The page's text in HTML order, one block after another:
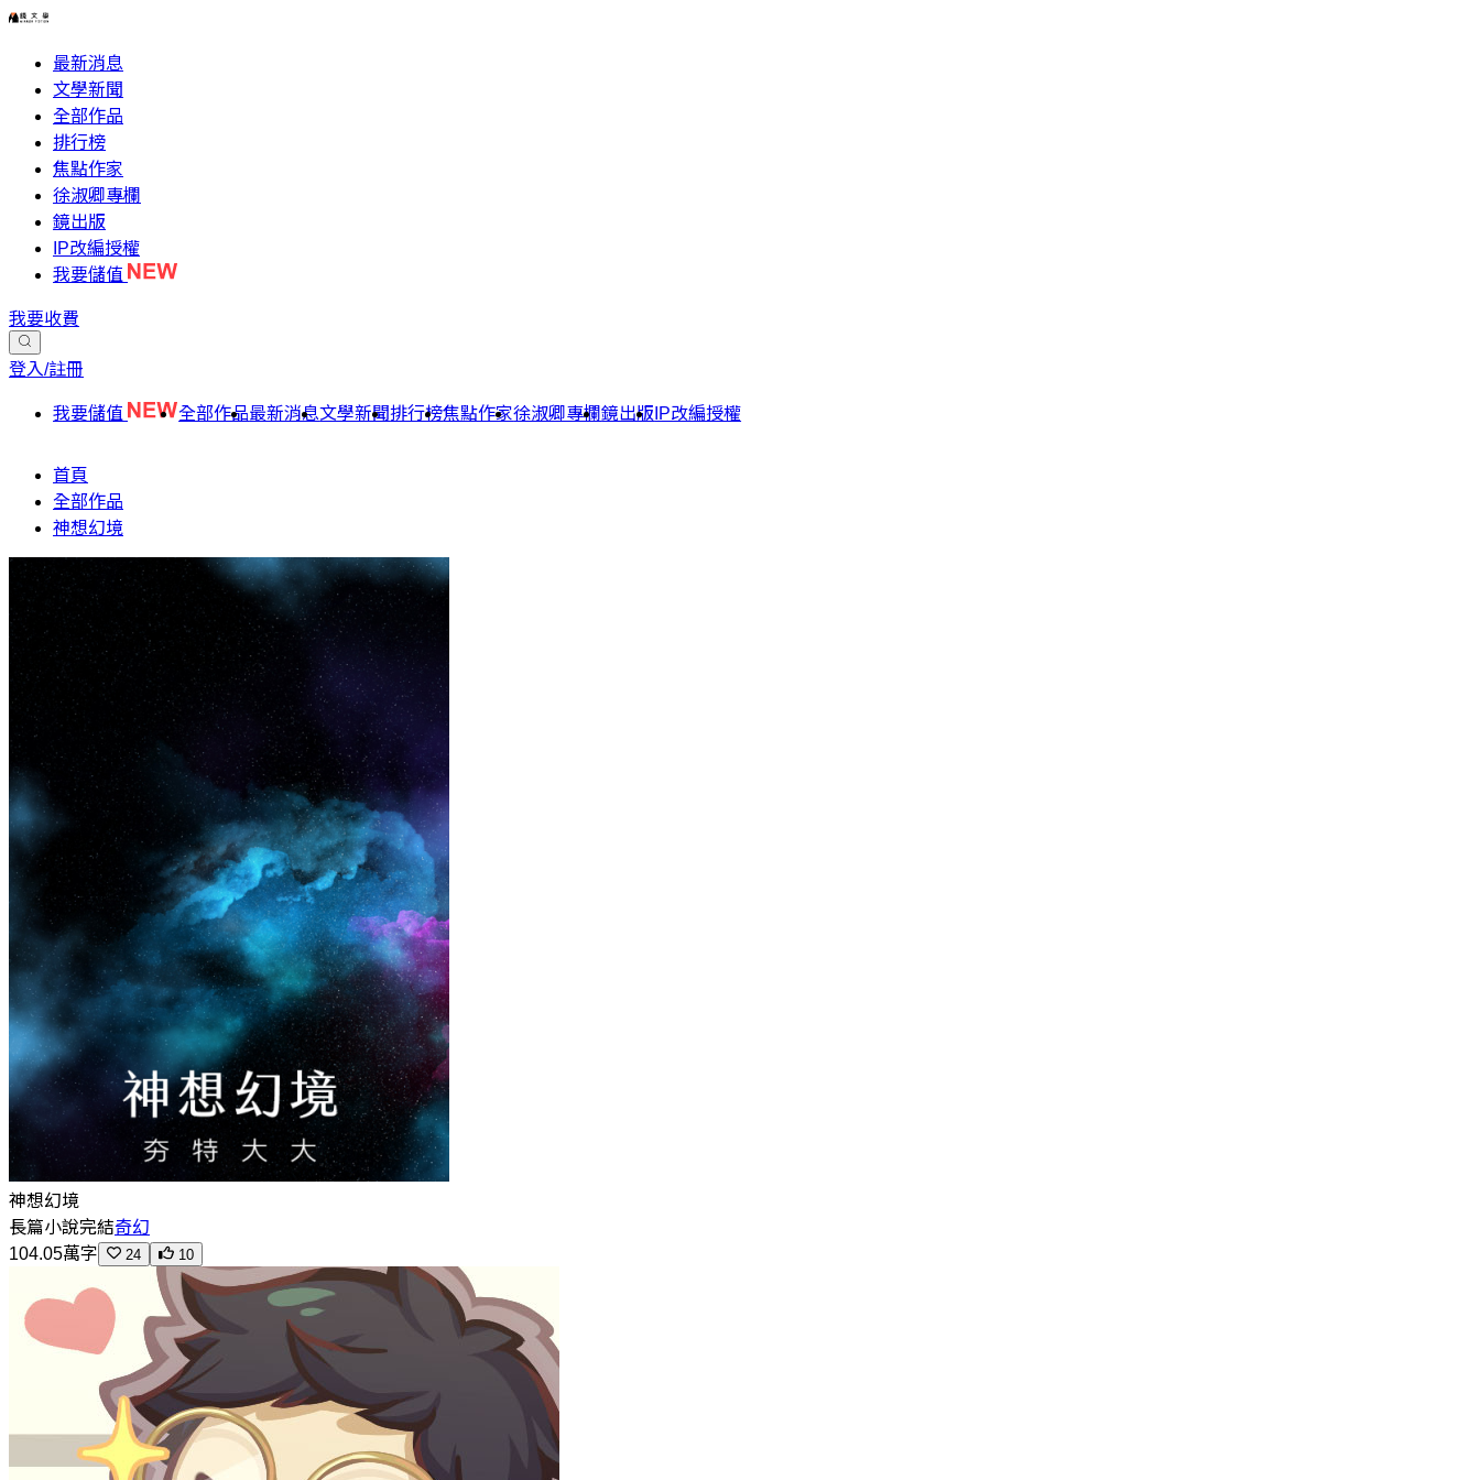
最新消息
文學新聞
全部作品
排行榜
焦點作家
徐淑卿專欄
鏡出版
IP改編授權
我要儲值
我要收費
登入/註冊
我要儲值 全部作品最新消息文學新聞排行榜焦點作家徐淑卿專欄鏡出版 IP改編授權
首頁
全部作品
神想幻境
神想幻境
長篇小說完結奇幻
104.05萬字
24 10